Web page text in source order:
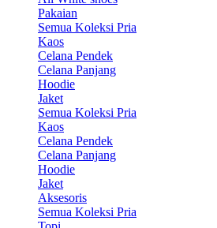
Pakaian
Semua Koleksi Pria
Kaos
Celana Pendek
Celana Panjang
Hoodie
Jaket
Semua Koleksi Pria
Kaos
Celana Pendek
Celana Panjang
Hoodie
Jaket
Aksesoris
Semua Koleksi Pria